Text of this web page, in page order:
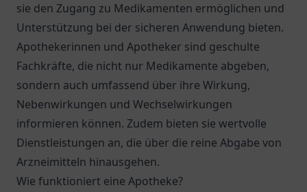
sie den Zugang zu Medikamenten ermöglichen und
Unterstützung bei der sicheren Anwendung bieten.
Apothekerinnen und Apotheker sind geschulte
Fachkräfte, die nicht nur Medikamente abgeben,
sondern auch umfassend über ihre Wirkung,
Nebenwirkungen und Wechselwirkungen
informieren können. Zudem bieten sie wertvolle
Dienstleistungen an, die über die reine Abgabe von
Arzneimitteln hinausgehen.
Wie funktioniert eine Apotheke?